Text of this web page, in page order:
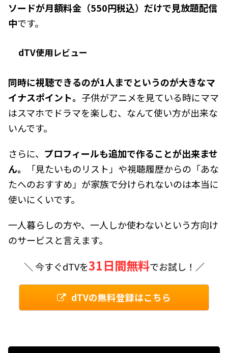
ソードが月額料金（550円税込）だけで見放題配信
中です。
dTV使用レビュー
同時に視聴できるのが1人までというのが大きなマ
イナスポイント。 子供がアニメを見ている時にママ
はスマホでドラマを楽しむ、なんて使い方が出来な
いんです。
さらに、 プロフィールも追加で作ることが出来ませ
ん。
「見たいものリスト」や視聴履歴からの「あな
たへのおすすめ」が家族で分けられないのは本当に
使いにくいです。
一人暮らしの方や、一人しか使わないという方向け
のサービスと言えます。
＼ 今すぐdTVを31日間無料でお試し！／
dTVの無料登録はこちら